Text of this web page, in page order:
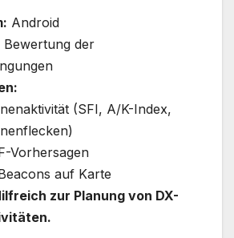
Android
Bewertung der
(SFI, A/K-Index,
Vorhersagen
auf Karte
zur Planung von DX-